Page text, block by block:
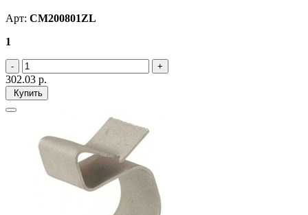
Арт: CM200801ZL
1
302.03 р.
Купить